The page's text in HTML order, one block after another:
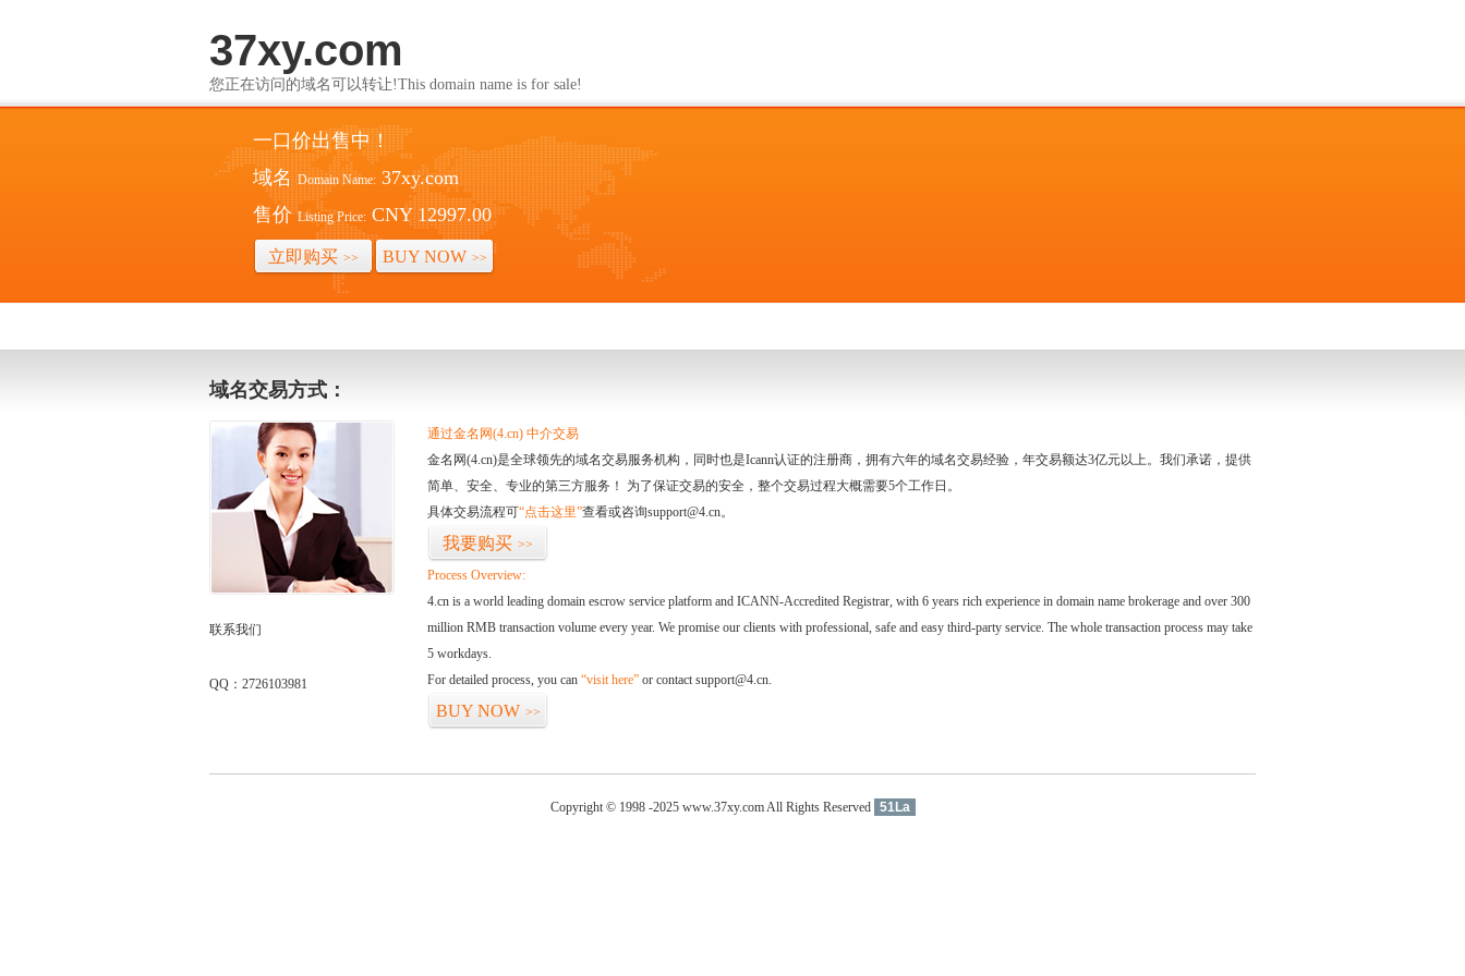
37xy.com
您正在访问的域名可以转让!This domain name is for sale!
一口价出售中！
域名 Domain Name: 37xy.com
售价 Listing Price: CNY 12997.00
立即购买 >> BUY NOW >>
域名交易方式：
联系我们
QQ：2726103981
通过金名网(4.cn) 中介交易
金名网(4.cn)是全球领先的域名交易服务机构，同时也是Icann认证的注册商，拥有六年的域名交易经验，年交易额达3亿元以上。我们承诺，提供
简单、安全、专业的第三方服务！ 为了保证交易的安全，整个交易过程大概需要5个工作日。
具体交易流程可“点击这里”查看或咨询support@4.cn。
我要购买 >>
Process Overview:
4.cn is a world leading domain escrow service platform and ICANN-Accredited Registrar, with 6 years rich experience in domain name brokerage and over 300
million RMB transaction volume every year. We promise our clients with professional, safe and easy third-party service. The whole transaction process may take
5 workdays.
For detailed process, you can “visit here” or contact support@4.cn.
BUY NOW >>
Copyright © 1998 -2025 www.37xy.com All Rights Reserved 51La